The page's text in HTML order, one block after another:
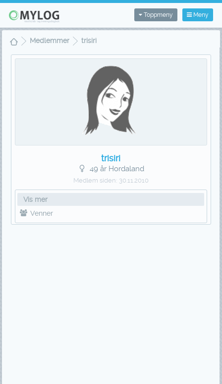
Meny
Toppmeny
Medlemmer trisiri
trisiri
49 år Hordaland
Medlem siden: 30.11.2010
Vis mer
Venner